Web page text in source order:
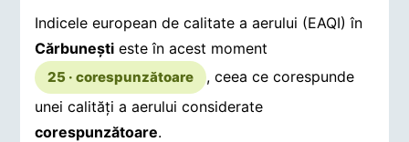
Indicele european de calitate a aerului (EAQI) în
Cărbuneşti este în acest moment
25 · corespunzătoare
, ceea ce corespunde
unei calități a aerului considerate
corespunzătoare.